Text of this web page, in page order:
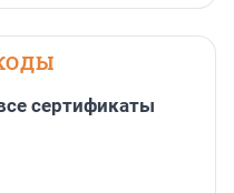
сертификаты